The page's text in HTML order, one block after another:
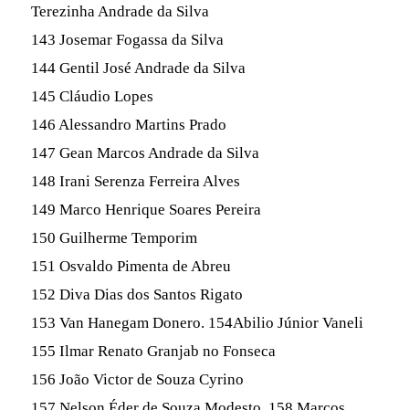
Terezinha Andrade da Silva
143 Josemar Fogassa da Silva
144 Gentil José Andrade da Silva
145 Cláudio Lopes
146 Alessandro Martins Prado
147 Gean Marcos Andrade da Silva
148 Irani Serenza Ferreira Alves
149 Marco Henrique Soares Pereira
150 Guilherme Temporim
151 Osvaldo Pimenta de Abreu
152 Diva Dias dos Santos Rigato
153 Van Hanegam Donero. 154Abilio Júnior Vaneli
155 Ilmar Renato Granjab no Fonseca
156 João Victor de Souza Cyrino